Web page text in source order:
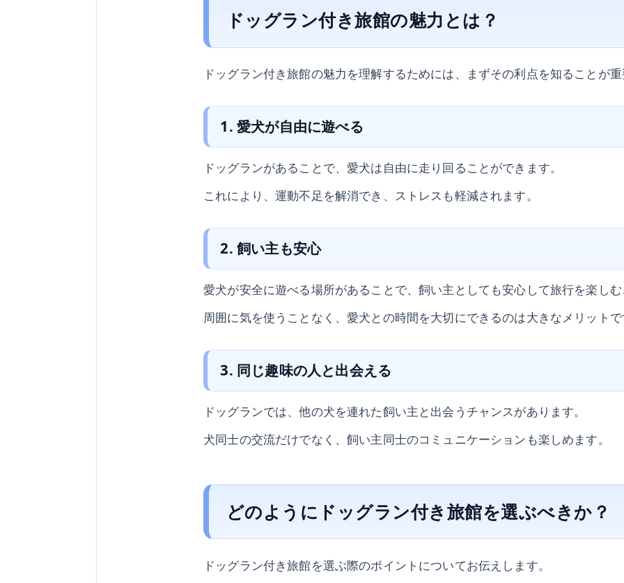
ドッグラン付き旅館の魅力とは？
ドッグラン付き旅館の魅力を理解するためには、まずその利点を知ることが
1. 愛犬が自由に遊べる
ドッグランがあることで、愛犬は自由に走り回ることができます。
これにより、運動不足を解消でき、ストレスも軽減されます。
2. 飼い主も安心
愛犬が安全に遊べる場所があることで、飼い主としても安心して旅行を楽し
周囲に気を使うことなく、愛犬との時間を大切にできるのは大きなメリット
3. 同じ趣味の人と出会える
ドッグランでは、他の犬を連れた飼い主と出会うチャンスがあります。
犬同士の交流だけでなく、飼い主同士のコミュニケーションも楽しめます。
どのようにドッグラン付き旅館を選ぶべきか？
ドッグラン付き旅館を選ぶ際のポイントについてお伝えします。